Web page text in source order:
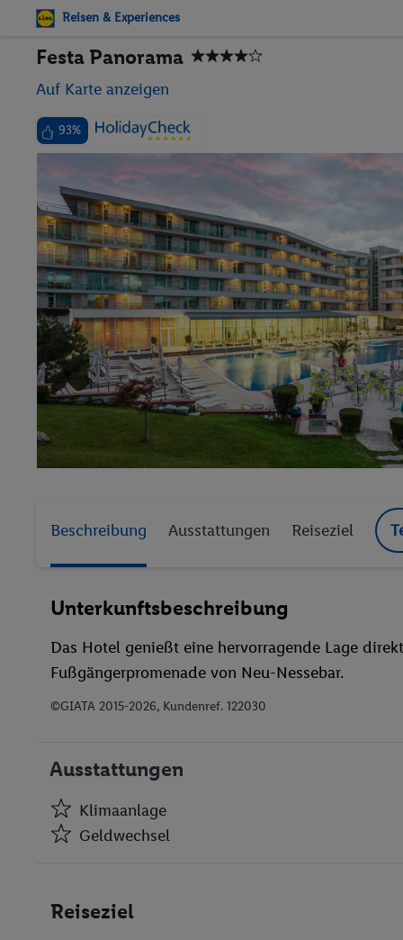
Reisen & Experiences
Festa Panorama
Auf Karte anzeigen
93%
Beschreibung Ausstattungen Reiseziel
Unterkunftsbeschreibung
Das Hotel genießt eine hervorragende Lage
Fußgängerpromenade von Neu-Nessebar.
©GIATA 2015-2026, Kundenref. 122030
Ausstattungen
Klimaanlage
Geldwechsel
Geldwechsel
Aufzüge
Reiseziel